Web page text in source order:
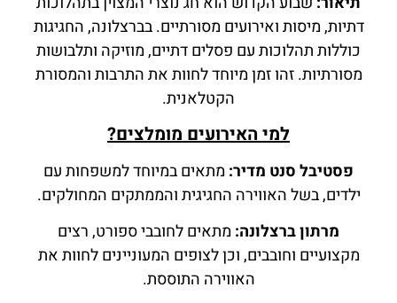
דתיות, מיסות ואירועים מסורתיים. בברצלונה, החגיגות
כוללות תהלוכות עם פסלים דתיים, מוזיקה ותלבושות
מסורתיות. זהו זמן מיוחד לחוות את התרבות והמסורת
הקטלאנית.
למי האירועים מומלצים?
פסטיבל סנט מדיר: מתאים במיוחד למשפחות עם
ילדים, בשל האווירה החגיגית והממתקים המחולקים.
מרתון ברצלונה: מתאים לחובבי ספורט, רצים
מקצועיים וחובבים, וכן לצופים המעוניינים לחוות את
האווירה התוססת.